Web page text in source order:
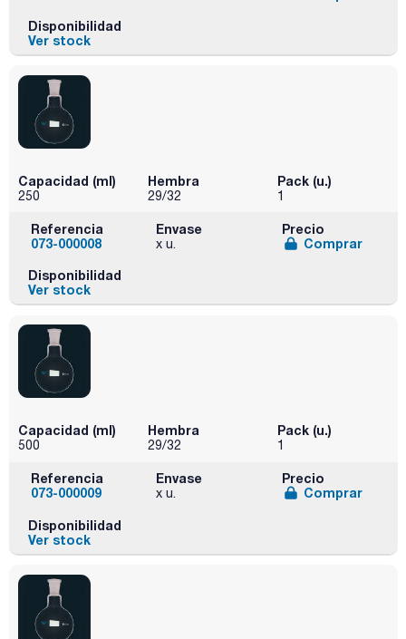
Disponibilidad
Ver stock
Capacidad (ml)
250
Hembra
29/32
Pack (u.)
1
Referencia
073-000008
Envase
x u.
Precio
Comprar
Disponibilidad
Ver stock
Capacidad (ml)
500
Hembra
29/32
Pack (u.)
1
Referencia
073-000009
Envase
x u.
Precio
Comprar
Disponibilidad
Ver stock